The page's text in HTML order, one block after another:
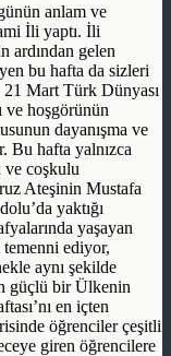
anlam ve
İli yaptı. İli
ardından gelen
bu hafta da sizleri
Mart Türk Dünyası
ve hoşgörünün
dayanışma ve
Bu hafta yalnızca
ve coşkulu
Ateşinin Mustafa
yaktığı
yaşayan
ediyor,
aynı şekilde
güçlü bir Ülkenin
en içten
öğrenciler çeşitli
giren öğrencilere